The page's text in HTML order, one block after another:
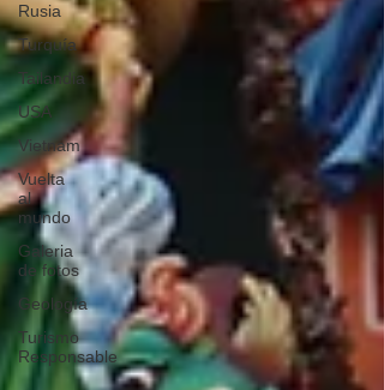
Rusia
Turquía
Tailandia
USA
Vietnam
Vuelta
al
mundo
Galeria
de fotos
Geología
Turismo
Responsable